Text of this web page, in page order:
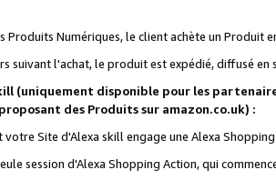
Numériques, le client achète un Produit
suivant l'achat, le produit est expédié, diffusé
(uniquement disponible pour les
des Produits sur amazon.co.uk) :
Site d'Alexa skill engage une Alexa
session d'Alexa Shopping Action, qui